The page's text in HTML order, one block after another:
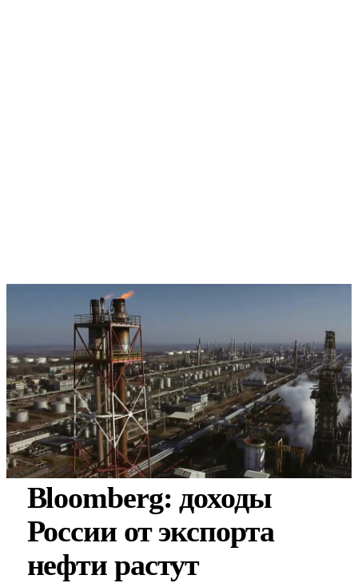
Bloomberg: доходы
России от экспорта
нефти растут